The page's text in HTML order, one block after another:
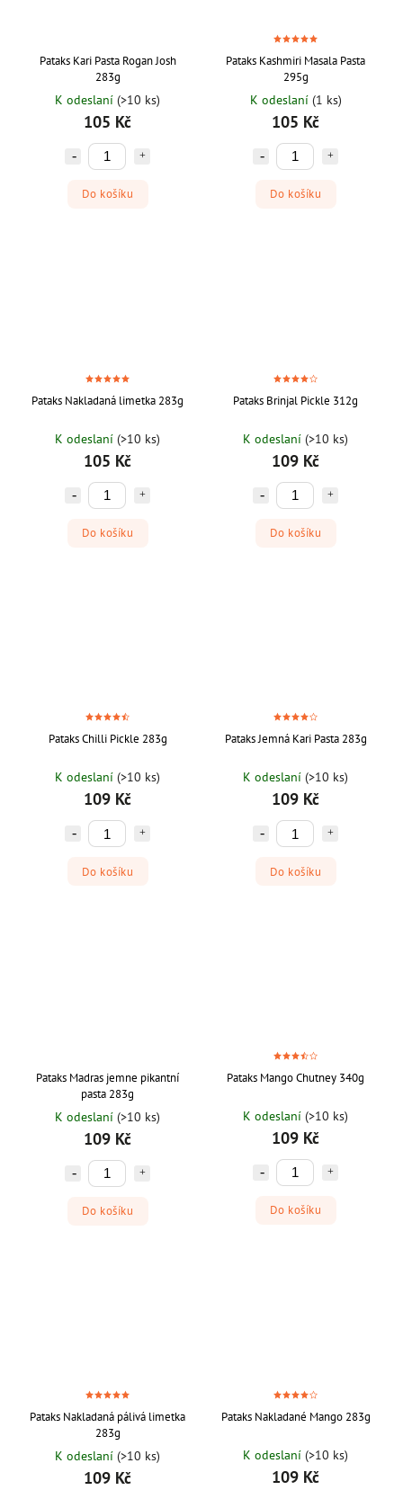
Pataks Kari Pasta Rogan Josh
283g
K odeslaní (>10 ks)
105 Kč
Do košíku
Pataks Kashmiri Masala Pasta
295g
K odeslaní (1 ks)
105 Kč
Do košíku
Pataks Nakladaná limetka 283g
K odeslaní (>10 ks)
105 Kč
Do košíku
Pataks Brinjal Pickle 312g
K odeslaní (>10 ks)
109 Kč
Do košíku
Pataks Chilli Pickle 283g
K odeslaní (>10 ks)
109 Kč
Do košíku
Pataks Jemná Kari Pasta 283g
K odeslaní (>10 ks)
109 Kč
Do košíku
Pataks Madras jemne pikantní
pasta 283g
K odeslaní (>10 ks)
109 Kč
Do košíku
Pataks Mango Chutney 340g
K odeslaní (>10 ks)
109 Kč
Do košíku
Pataks Nakladaná pálivá limetka
283g
K odeslaní (>10 ks)
109 Kč
Pataks Nakladané Mango 283g
K odeslaní (>10 ks)
109 Kč